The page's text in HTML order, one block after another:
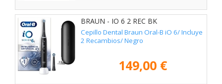
BRAUN - IO 6 2 REC BK
Cepillo Dental Braun Oral-B iO 6/ Incluye
2 Recambios/ Negro
149,00 €